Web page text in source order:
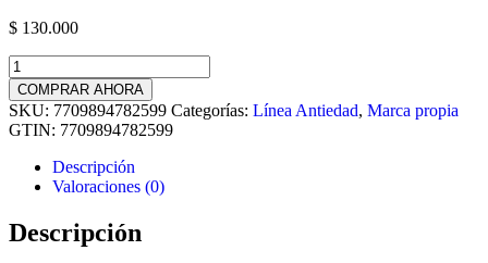
$ 130.000
Serum
Antiedad
con
Aceite
de
Aguacate
cantidad
COMPRAR AHORA
SKU: 7709894782599 Categorías: Línea Antiedad, Marca propia
GTIN: 7709894782599
Descripción
Valoraciones (0)
Descripción